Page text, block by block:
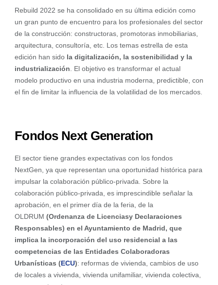
Rebuild 2022 se ha consolidado en su última edición como
un gran punto de encuentro para los profesionales del sector
de la construcción: constructoras, promotoras inmobiliarias,
arquitectura, consultoría, etc. Los temas estrella de esta
edición han sido la digitalización, la sostenibilidad y la
industrialización . El objetivo es transformar el actual
modelo productivo en una industria moderna, predictible, con
el fin de limitar la influencia de la volatilidad de los mercados.
Fondos Next Generation
El sector tiene grandes expectativas con los fondos
NextGen, ya que representan una oportunidad histórica para
impulsar la colaboración público-privada. Sobre la
colaboración público-privada, es imprescindible señalar la
aprobación, en el primer día de la feria, de la
OLDRUM (Ordenanza de Licenciasy Declaraciones
Responsables) en el Ayuntamiento de Madrid, que
implica la incorporación del uso residencial a las
competencias de las Entidades Colaboradoras
Urbanísticas (ECU): reformas de vivienda, cambios de uso
de locales a vivienda, vivienda unifamiliar, vivienda colectiva,